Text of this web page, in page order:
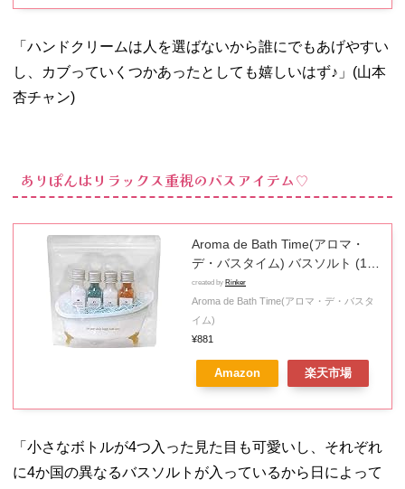
「ハンドクリームは人を選ばないから誰にでもあげやすい
し、カブっていくつかあったとしても嬉しいはず♪」(山本
杏チャン)
ありぽんはリラックス重視のバスアイテム♡
Aroma de Bath Time(アロマ・
デ・バスタイム) バスソルト (1セ
ット)
created by Rinker
Aroma de Bath Time(アロマ・デ・バスタ
イム)
¥881
Amazon 楽天市場
「小さなボトルが4つ入った見た目も可愛いし、それぞれ
に4か国の異なるバスソルトが入っているから日によって